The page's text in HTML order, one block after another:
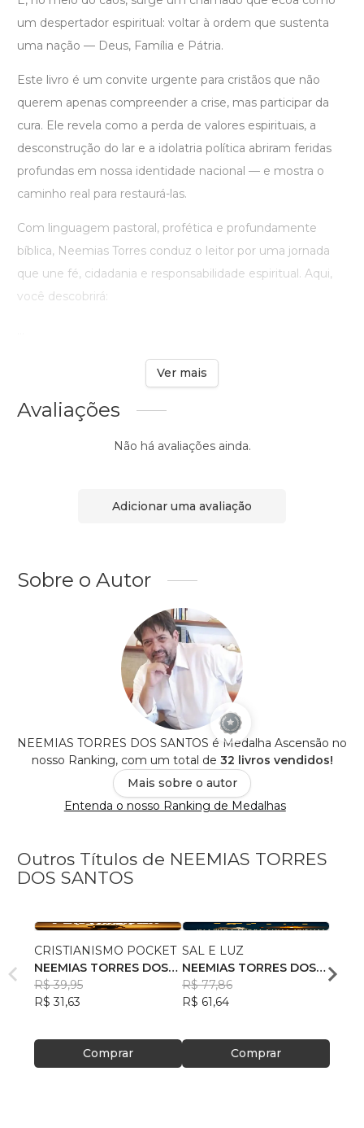
um despertador espiritual: voltar à ordem que sustenta
uma nação — Deus, Família e Pátria.
Este livro é um convite urgente para cristãos que não
querem apenas compreender a crise, mas participar da
cura. Ele revela como a perda de valores espirituais, a
desconstrução do lar e a idolatria política abriram feridas
profundas em nossa identidade nacional — e mostra o
caminho real para restaurá-las.
Com linguagem pastoral, profética e profundamente
bíblica, Neemias Torres conduz o leitor por uma jornada
que une fé, cidadania e responsabilidade espiritual. Aqui,
você descobrirá:
Ver mais
Avaliações
Não há avaliações ainda.
Adicionar uma avaliação
Sobre o Autor
NEEMIAS TORRES DOS SANTOS é Medalha Ascensão no
nosso Ranking, com um total de 32 livros vendidos!
Mais sobre o autor
Entenda o nosso Ranking de Medalhas
Outros Títulos de NEEMIAS TORRES
DOS SANTOS
CRISTIANISMO POCKET
NEEMIAS TORRES DOS
SANTOS
R$ 39,95
R$ 31,63
Comprar
SAL E LUZ
NEEMIAS TORRES DOS
SANTOS
R$ 77,86
R$ 61,64
Comprar
R$